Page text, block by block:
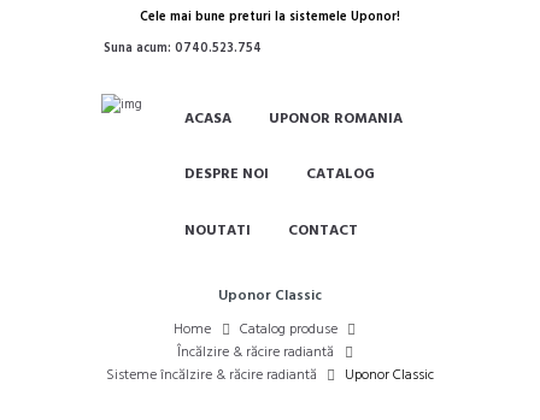
Cele mai bune preturi la sistemele Uponor!
Suna acum: 0740.523.754
ACASA UPONOR ROMANIA
DESPRE NOI CATALOG
NOUTATI CONTACT
Uponor Classic
Home
Catalog produse
Încălzire & răcire radiantă
Sisteme încălzire & răcire radiantă
Uponor Classic